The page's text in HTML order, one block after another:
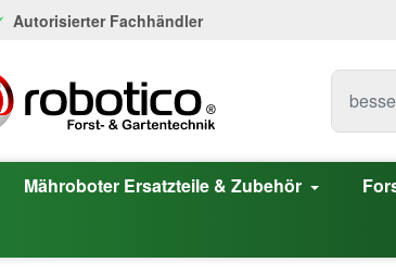
Autorisierter Fachhändler
Mähroboter Ersatzteile & Zubehör